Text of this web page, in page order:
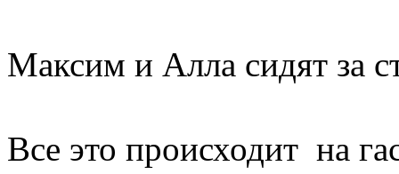
Максим и Алла сидят
Все это происходит на